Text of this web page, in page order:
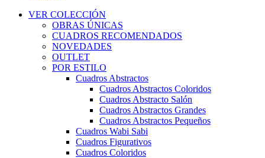
VER COLECCIÓN
OBRAS ÚNICAS
CUADROS RECOMENDADOS
NOVEDADES
OUTLET
POR ESTILO
Cuadros Abstractos
Cuadros Abstractos Coloridos
Cuadros Abstracto Salón
Cuadros Abstractos Grandes
Cuadros Abstractos Pequeños
Cuadros Wabi Sabi
Cuadros Figurativos
Cuadros Coloridos